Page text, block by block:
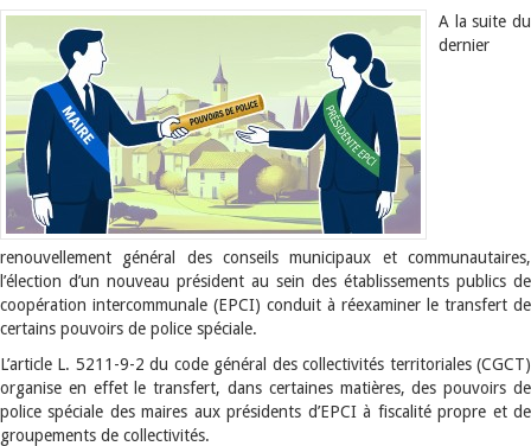
A la suite du
dernier
renouvellement général des conseils municipaux et communautaires,
l’élection d’un nouveau président au sein des établissements publics de
coopération intercommunale (EPCI) conduit à réexaminer le transfert de
certains pouvoirs de police spéciale.
L’article L. 5211-9-2 du code général des collectivités territoriales (CGCT)
organise en effet le transfert, dans certaines matières, des pouvoirs de
police spéciale des maires aux présidents d’EPCI à fiscalité propre et de
groupements de collectivités.